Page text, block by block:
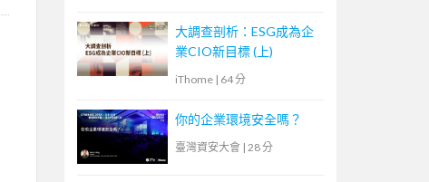
大調查剖析：ESG成為企
業CIO新目標 (上)
iThome | 64 分
你的企業環境安全嗎？
臺灣資安大會 | 28 分